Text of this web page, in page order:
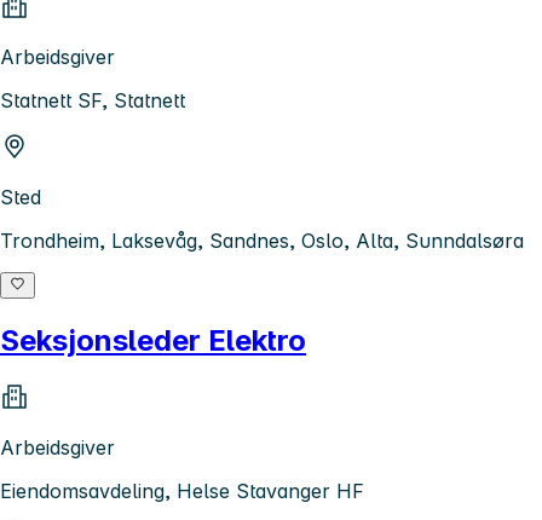
Arbeidsgiver
Statnett SF, Statnett
Sted
Trondheim, Laksevåg, Sandnes, Oslo, Alta, Sunndalsøra
Seksjonsleder Elektro
Arbeidsgiver
Eiendomsavdeling, Helse Stavanger HF